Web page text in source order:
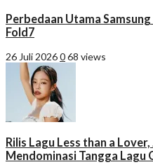
Perbedaan Utama
Fold7
26 Juli 2026068 views
Rilis Lagu Less than a
Mendominasi Tangga Lagu